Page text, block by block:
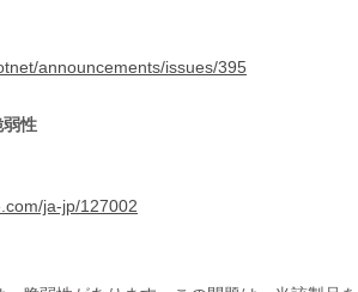
announcements/issues/395
弱性
ja-jp/127002